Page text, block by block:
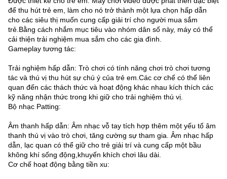
để thu hút trẻ em, làm cho nó trở thành một lựa chọn hấp dẫn
cho các siêu thị muốn cung cấp giải trí cho người mua sắm
trẻ.Bằng cách nhắm mục tiêu vào nhóm dân số này, máy có thể
cải thiện trải nghiệm mua sắm cho các gia đình.
Gameplay tương tác:
Trải nghiệm hấp dẫn: Trò chơi có tính năng chơi trò chơi tương
tác và thú vị thu hút sự chú ý của trẻ em.Các cơ chế có thể liên
quan đến các thách thức và hoạt động khác nhau kích thích các
kỹ năng nhận thức trong khi giữ cho trải nghiệm thú vị.
Bộ nhạc Patting:
Âm thanh hấp dẫn: Âm nhạc vỗ tay tích hợp thêm một yếu tố âm
thanh thú vị vào trò chơi, tăng cường sự tham gia. Âm nhạc hấp
dẫn, lạc quan có thể giữ cho trẻ giải trí và cung cấp một bầu
không khí sống động,khuyến khích chơi lâu dài.
Cơ chế hoạt động bằng tiền xu: